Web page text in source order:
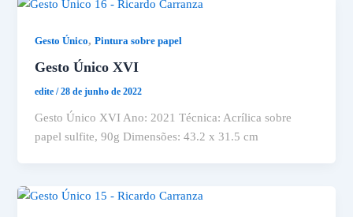
Gesto Único,Pintura sobre papel
Gesto Único XVI
edite/28 de junho de 2022
Gesto Único XVI Ano: 2021 Técnica: Acrílica sobre
papel sulfite, 90g Dimensões: 43.2 x 31.5 cm